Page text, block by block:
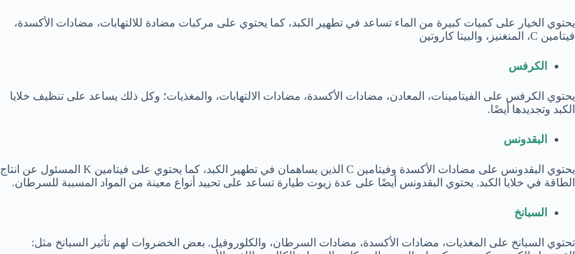
يحتوي الخيار على كميات كبيرة من الماء تساعد في تطهير الكبد، كما يحتوي على مركبات مضادة للالتهابات، مضادات الأكسدة،
فيتامين C، المنغنيز، والبيتا كاروتين
الكرفس
يحتوي الكرفس على الفيتامينات، المعادن، مضادات الأكسدة، مضادات الالتهابات، والمغذيات؛ وكل ذلك يساعد على تنظيف خلايا
الكبد وتجديدها أيضًا.
البقدونس
يحتوي البقدونس على مضادات الأكسدة وفيتامين C الذين يساهمان في تطهير الكبد، كما يحتوي على فيتامين K المسئول عن انتاج
الطاقة في خلايا الكبد. يحتوي البقدونس أيضًا على عدة زيوت طيارة تساعد على تحييد أنواع معينة من المواد المسببة للسرطان.
السبانخ
تحتوي السبانخ على المغذيات، مضادات الأكسدة، مضادات السرطان، والكلوروفيل. بعض الخضروات لهم تأثير السبانخ مثل: